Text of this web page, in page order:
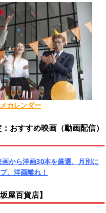
カレンダー
おすすめ映画（動画配信）
から洋画30本を厳選、月別に
、洋画離れ！
屋百貨店】